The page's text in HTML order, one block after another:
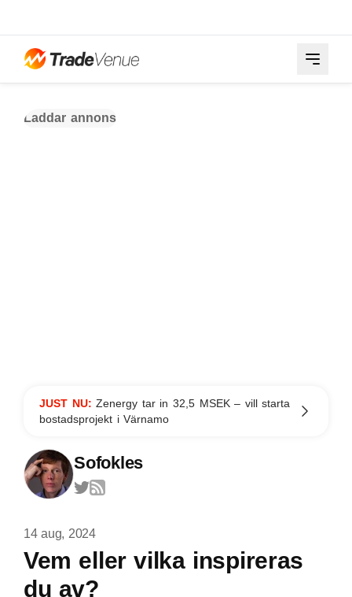
Laddar annons
JUST NU:Zenergy tar in 32,5 MSEK – vill starta
bostadsprojekt i Värnamo
Sofokles
14 aug, 2024
Vem eller vilka inspireras
du av?